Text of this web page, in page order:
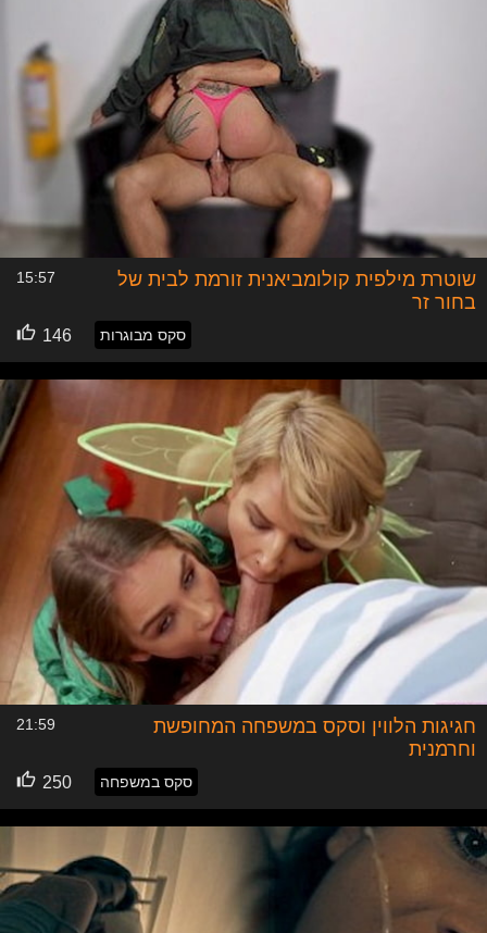
שוטרת מילפית קולומביאנית זורמת לבית של
בחור זר
15:57
סקס מבוגרות 146
חגיגות הלווין וסקס במשפחה המחופשת
וחרמנית
21:59
סקס במשפחה 250